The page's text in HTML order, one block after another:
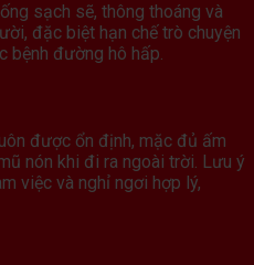
sạch sẽ, thông thoáng và
đặc biệt hạn chế trò chuyện
bệnh đường hô hấp.
được ổn định, mặc đủ ấm
nón khi đi ra ngoài trời. Lưu ý
việc và nghỉ ngơi hợp lý,